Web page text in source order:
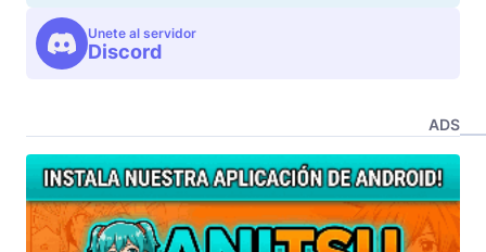
Unete al servidor
Discord
ADS